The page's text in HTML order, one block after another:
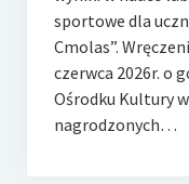
sportowe dla
Cmolas”.
czerwca 2026r. o
Ośrodku Kultury
nagrodzonych…